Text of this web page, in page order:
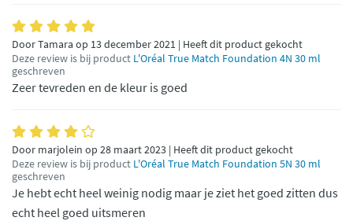
Door Tamara op 13 december 2021 | Heeft dit product gekocht
Deze review is bij product L'Oréal True Match Foundation 4N 30 ml
geschreven
Zeer tevreden en de kleur is goed
Door marjolein op 28 maart 2023 | Heeft dit product gekocht
Deze review is bij product L'Oréal True Match Foundation 5N 30 ml
geschreven
Je hebt echt heel weinig nodig maar je ziet het goed zitten dus
echt heel goed uitsmeren